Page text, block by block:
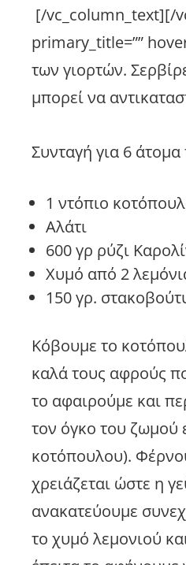
[/vc_column_text][/
primary_title=””
των γιορτών.
μπορεί να
Συνταγή για 6
1 ντόπιο
Αλάτι
600 γρ ρύζι
Χυμό από 2
150 γρ.
Κόβουμε το
καλά τους αφρούς
το αφαιρούμε και
τον όγκο του ζωμού
κοτόπουλου).
χρειάζεται ώστε η
ανακατεύουμε
το χυμό λεμονιού